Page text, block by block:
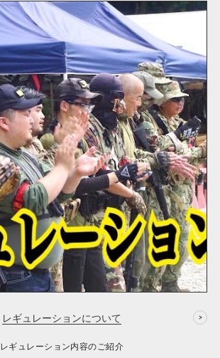
レギュレーションについて
レギュレーション内容のご紹介